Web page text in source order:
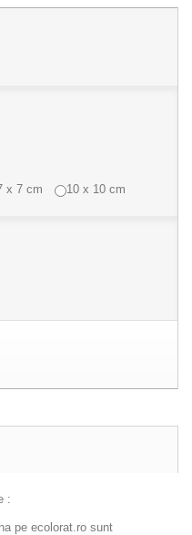
x 7 cm 10 x 10 cm
:
pe ecolorat.ro sunt